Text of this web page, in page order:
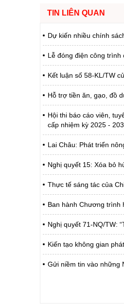
TIN LIÊN QUAN
Dự kiến nhiều chính
Lễ đóng điện công trình
Kết luận số 58-KL/TW
Hỗ trợ tiền ăn, gạo, đồ
Hội thi báo cáo viên,
cấp nhiệm kỳ 2025 -
Lai Châu: Phát triển
Nghị quyết 15: Xóa bỏ
Thực tế sáng tác của
Ban hành Chương trình
Nghị quyết 71-NQ/TW:
Kiến tạo không gian
Gửi niềm tin vào những